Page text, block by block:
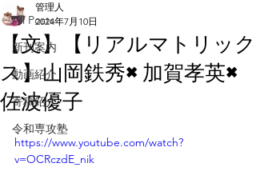
All Posts
新刊案内
動画紹介
寄稿紹介
令和専攻塾
【文】【リアルマトリック
ス】山岡鉄秀×加賀孝英×
佐波優子
管理人
2024年7月10日
https://www.youtube.com/watch?
v=OCRczdE_nik